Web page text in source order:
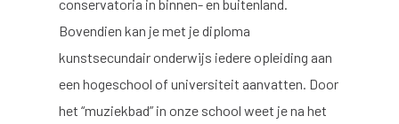
conservatoria in binnen- en buitenland.
Bovendien kan je met je diploma
kunstsecundair onderwijs iedere opleiding aan
een hogeschool of universiteit aanvatten. Door
het “muziekbad” in onze school weet je na het